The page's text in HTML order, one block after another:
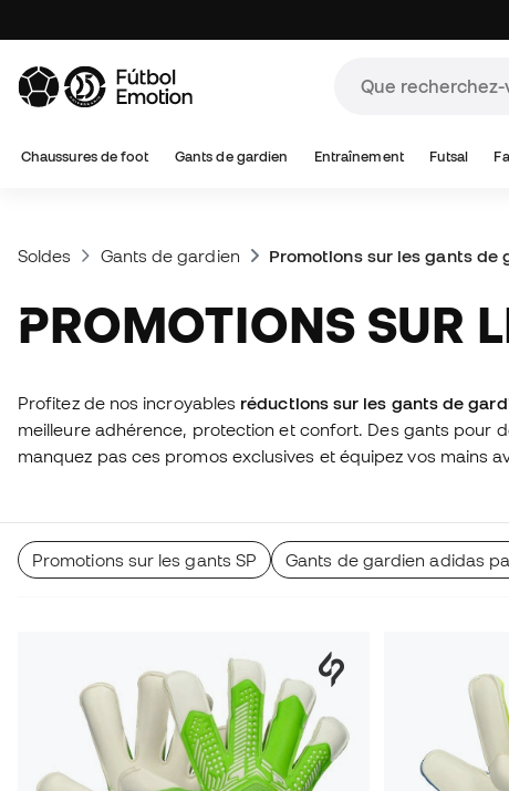
Chaussures de foot Gants de gardien Entraînement Futsal
Soldes Gants de gardien Promotions sur les gants de
PROMOTIONS SUR
Profitez de nos incroyables réductions sur les gants de
meilleure adhérence, protection et confort. Des gants pour
manquez pas ces promos exclusives et équipez vos mains
Promotions sur les gants SP Gants de gardien adidas